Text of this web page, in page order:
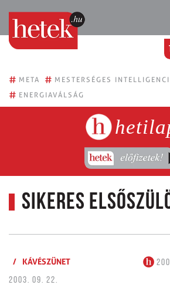
# META # MESTERSÉGES
# ENERGIAVÁLSÁG
Sikeres
/ KÁVÉSZÜNET
2003. 09. 22.